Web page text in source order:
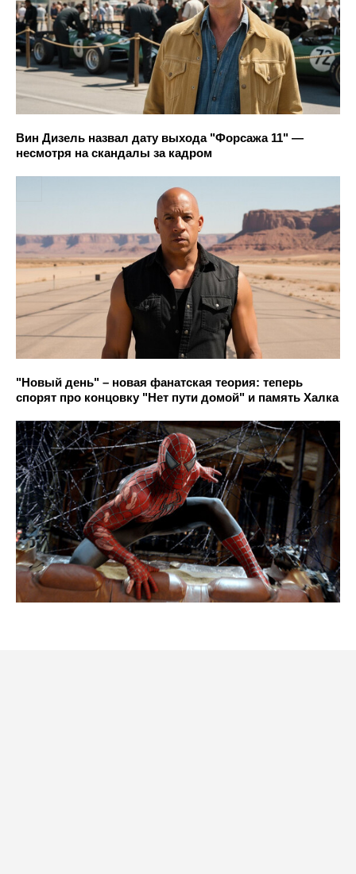
Вин Дизель назвал дату выхода "Форсажа 11" —
несмотря на скандалы за кадром
"Новый день" – новая фанатская теория: теперь
спорят про концовку "Нет пути домой" и память Халка